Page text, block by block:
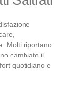
Molti riportano
cambiato il
quotidiano e